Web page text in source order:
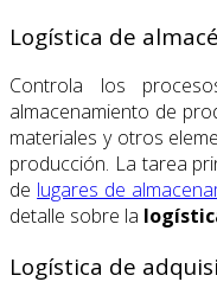
Logística de
Controla los
almacenamiento de
materiales y otros
producción. La tarea
de lugares de
detalle sobre la
Logística de